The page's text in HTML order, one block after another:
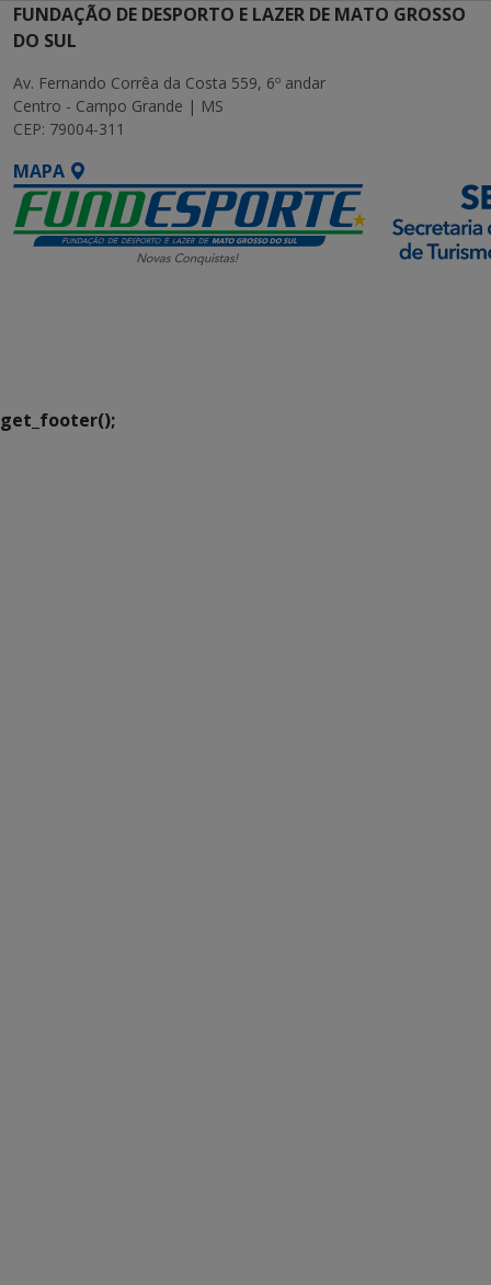
FUNDAÇÃO DE DESPORTO E LAZER DE MATO GROSSO
DO SUL
Av. Fernando Corrêa da Costa 559, 6º andar
Centro - Campo Grande | MS
CEP: 79004-311
MAPA
get_footer();